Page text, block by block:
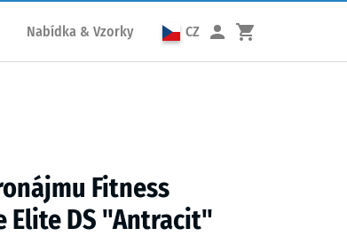
Nabídka & Vzorky CZ
Fitness
Elite DS "Antracit"